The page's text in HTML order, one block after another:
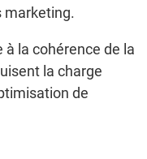
marketing.
la cohérence de la
la charge
de